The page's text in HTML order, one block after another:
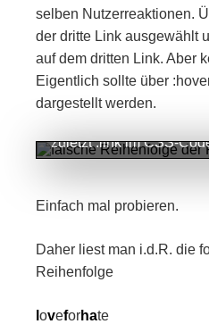
selben Nutzerreaktionen.
der dritte Link ausgewählt
auf dem dritten Link. Aber
Eigentlich sollte über
dargestellt werden.
zuletzt :link im CSS-
Einfach mal probieren.
Daher liest man i.d.R. die
Reihenfolge
oveforhate